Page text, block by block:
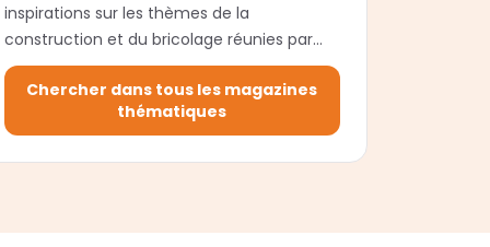
inspirations sur les thèmes de la
construction et du bricolage réunies par
sujet.
Chercher dans tous les magazines
thématiques